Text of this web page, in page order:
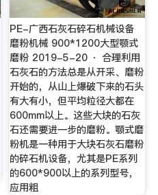
PE-广西石灰石碎石机械设备
磨粉机械 900*1200大型颚式
磨粉 2019-5-20 · 合理利用
石灰石的方法总是从开采、磨粉
开始的，从山上爆破下来的石头
有大有小，但平均粒径大都在
600mm以上。这些大块的石灰
石还需要进一步的磨粉。颚式磨
粉机是一种用于大块石灰石磨粉
的碎石机设备，尤其是PE系列
的600*900以上的系列型号，
应用粗